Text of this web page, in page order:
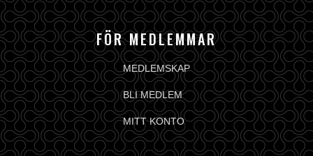
FÖR MEDLEMMAR
MEDLEMSKAP
BLI MEDLEM
MITT KONTO